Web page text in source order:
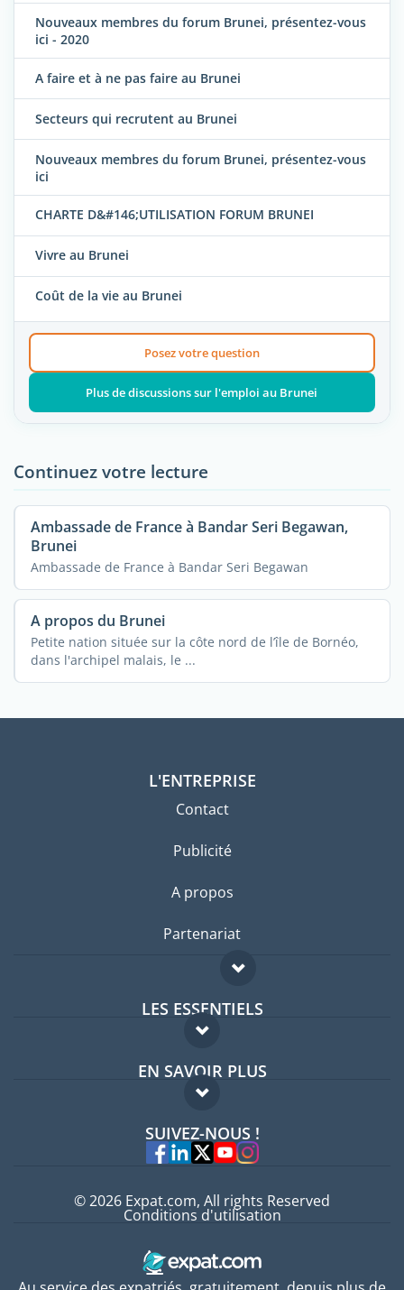
Nouveaux membres du forum Brunei, présentez-vous
ici - 2020
A faire et à ne pas faire au Brunei
Secteurs qui recrutent au Brunei
Nouveaux membres du forum Brunei, présentez-vous
ici
CHARTE D&#146;UTILISATION FORUM BRUNEI
Vivre au Brunei
Coût de la vie au Brunei
Posez votre question
Plus de discussions sur l'emploi au Brunei
Continuez votre lecture
Ambassade de France à Bandar Seri Begawan,
Brunei
Ambassade de France à Bandar Seri Begawan
A propos du Brunei
Petite nation située sur la côte nord de l’île de Bornéo,
dans l'archipel malais, le ...
L'ENTREPRISE
Contact
Publicité
A propos
Partenariat
LES ESSENTIELS
Forum expatriés
Guides pays
EN SAVOIR PLUS
FAQ
Experts
SUIVEZ-NOUS !
© 2026 Expat.com, All rights Reserved
Conditions d'utilisation